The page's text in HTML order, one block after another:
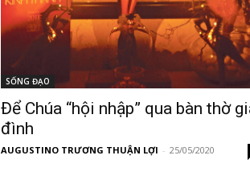
SỐNG ĐẠO
Để Chúa “hội nhập” qua bàn thờ
đình
AUGUSTINO TRƯƠNG THUẬN LỢI - 25/05/2020